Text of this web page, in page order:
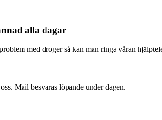
alla dagar
med droger så kan man ringa våran
Mail besvaras löpande under dagen.